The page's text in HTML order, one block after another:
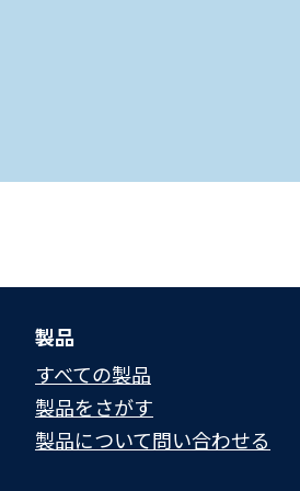
製品
すべての製品
製品をさがす
製品について問い合わせる​